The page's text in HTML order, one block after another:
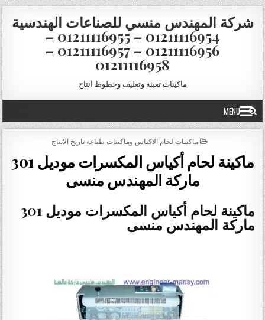
Skip to content
شركة المهندس منسي للصناعات الهندسية
01211116954 – 01211116955 –
01211116956 – 01211116957 –
01211116958
ماكينات تعبئة وتغليف وخطوط انتاج
MENU
POSTED IN
ماكينات لحام الاكياس وماكينات طباعة تاريخ الانتاج
ماكينة لحام أكياس المكسرات موديل 301
ماركة المهندس منسى
ماكينة لحام أكياس المكسرات موديل 301
ماركة المهندس منسى